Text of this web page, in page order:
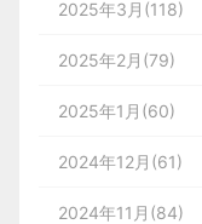
2025年3月(118)
2025年2月(79)
2025年1月(60)
2024年12月(61)
2024年11月(84)